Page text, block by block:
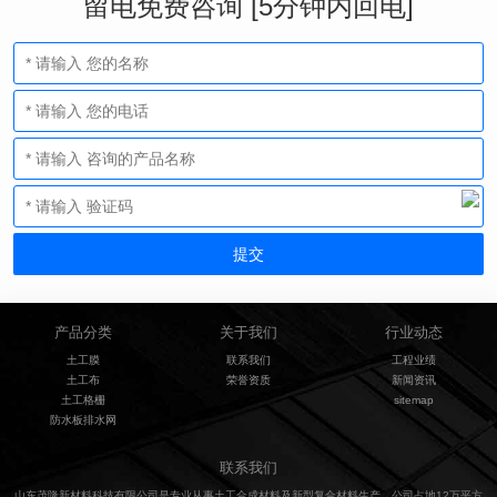
留电免费咨询 [5分钟内回电]
产品分类
土工膜
土工布
土工格栅
防水板排水网
关于我们
联系我们
荣誉资质
行业动态
工程业绩
新闻资讯
sitemap
联系我们